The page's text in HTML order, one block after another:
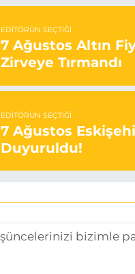
EDITÖRÜN SEÇTIĞI
7 Ağustos Altın
Zirveye Tırmandı
EDITÖRÜN SEÇTIĞI
7 Ağustos
Duyuruldu!